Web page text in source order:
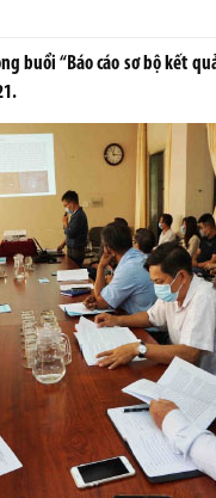
buổi “Báo cáo sơ bộ kết